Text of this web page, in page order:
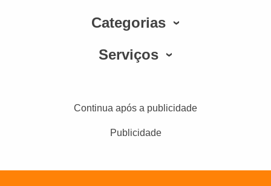
Categorias
Serviços
Continua após a publicidade
Publicidade